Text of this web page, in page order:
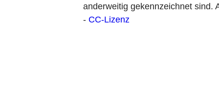
anderweitig gekennzeichnet sind.
- CC-Lizenz